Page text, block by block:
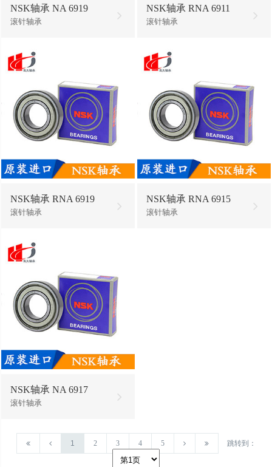
NSK轴承 NA 6919
滚针轴承
NSK轴承 RNA 6911
滚针轴承
NSK轴承 RNA 6919
滚针轴承
NSK轴承 RNA 6915
滚针轴承
NSK轴承 NA 6917
滚针轴承
1 2 3 4 5 跳转到：